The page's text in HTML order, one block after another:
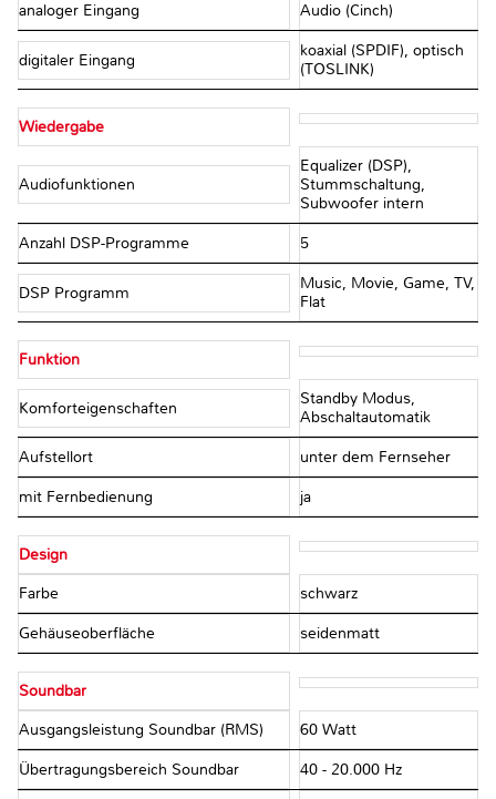
analoger Eingang Audio (Cinch)
digitaler Eingang
koaxial (SPDIF), optisch
(TOSLINK)
Wiedergabe
Audiofunktionen
Equalizer (DSP),
Stummschaltung,
Subwoofer intern
Anzahl DSP-Programme 5
DSP Programm
Music, Movie, Game, TV,
Flat
Funktion
Komforteigenschaften
Standby Modus,
Abschaltautomatik
Aufstellort unter dem Fernseher
mit Fernbedienung ja
Design
Farbe schwarz
Gehäuseoberfläche seidenmatt
Soundbar
Ausgangsleistung Soundbar (RMS) 60 Watt
Übertragungsbereich Soundbar 40 - 20.000 Hz